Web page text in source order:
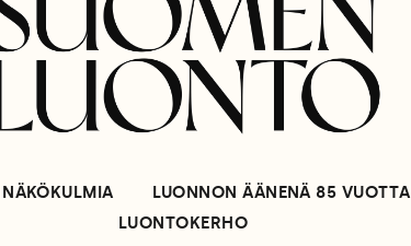
NÄKÖKULMIA LUONNON ÄÄNENÄ 85 VUOTTA
LUONTOKERHO